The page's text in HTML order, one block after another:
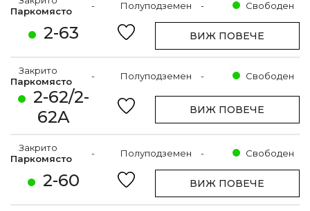
2-63
Паркомясто
- Полуподземен - Свободен
ВИЖ ПОВЕЧЕ
2-62/2-
62A
Закрито
Паркомясто
- Полуподземен - Свободен
ВИЖ ПОВЕЧЕ
2-60
Закрито
Паркомясто
- Полуподземен - Свободен
ВИЖ ПОВЕЧЕ